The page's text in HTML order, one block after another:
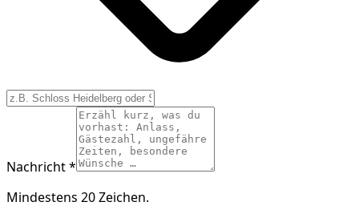
Nachricht *
Mindestens 20 Zeichen.